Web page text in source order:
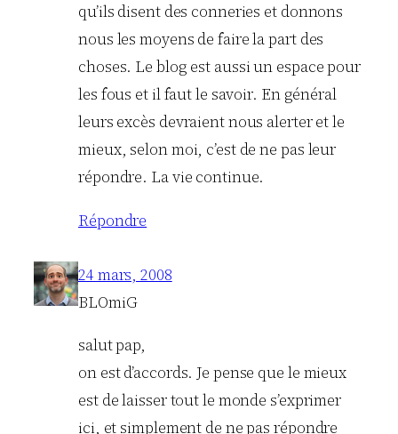
qu’ils disent des conneries et donnons
nous les moyens de faire la part des
choses. Le blog est aussi un espace pour
les fous et il faut le savoir. En général
leurs excès devraient nous alerter et le
mieux, selon moi, c’est de ne pas leur
répondre. La vie continue.
Répondre
24 mars, 2008
BLOmiG
salut pap,
on est d’accords. Je pense que le mieux
est de laisser tout le monde s’exprimer
ici, et simplement de ne pas répondre